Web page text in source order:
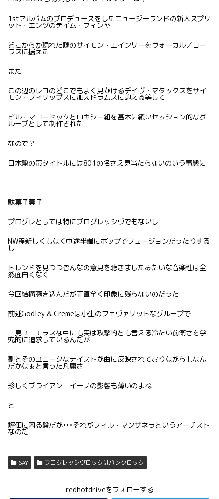
1stアルバムのプロデュースをしたニュージーランドの新人スプリ
ット・エンヅのテイム・フィンや
どこからか現れた謎のサイモン・エインリーをヴォーカル／コー
ラスに据えた
また
この辺のレコのどこでもよく見かけるデイヴ・マタックスをサイ
モン・フィリップスに加えドラムスに迎える等して
ビル・マコーミックとロキシー組を基本に緩いセッション的なグ
ループとして制作された
なので？
日本盤の帯タイトルには801の名さえ見当たらないのいう事態に
駄菓子菓子
プログレとしては特にプログレッシヴでもないし
NW程新しくもなく中途半端にポップでフュージョンだったりする
し
トレンドを見つつ皆んなの意見を聴きましたみたいな音楽性は全
然面白くなく
今回結構聴き込んだが正直全く印象に残らないのだった
前述Godley & Cremeは小生のフェヴァリットなグループで
一見ユーモラスな中にも実は攻撃的とも言える冷たい前衛さを学
究的に追求しているんだが
割とそのユニークなテイストが曲に反映されておりながらもなん
だかなぁと言った凡庸さ
珍しくブライアン・イーノの影響も薄いのよね
と
評価に困る盤だが•••それがフィル・マンザネラというアーチスト
なのだ
SAY プログレッシヴロックはパンクロック
redhotdriveをフォローする